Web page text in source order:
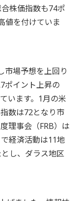
株価指数も74ポ
値を付けていま
市場予想を上回り
ポイント上昇の
います。1月の米
数は72となり市
理事会（FRB）は
経済活動は11地
し、ダラス地区